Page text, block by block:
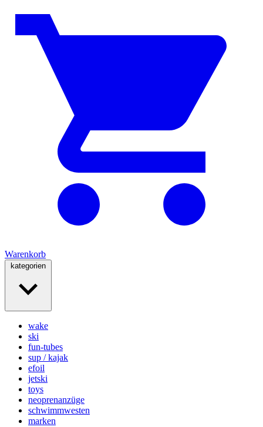
Warenkorb
kategorien
wake
ski
fun-tubes
sup / kajak
efoil
jetski
toys
neoprenanzüge
schwimmwesten
marken